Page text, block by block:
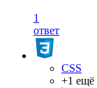
1
ответ
CSS
+1 ещё